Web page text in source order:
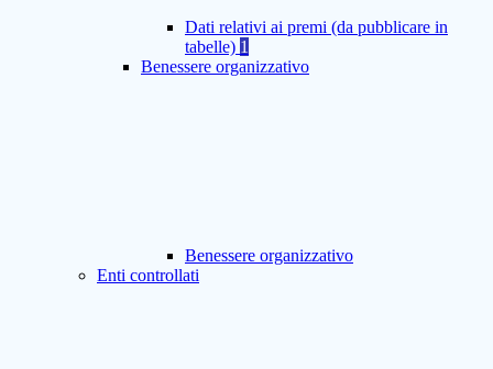
Dati relativi ai premi (da pubblicare in
tabelle) 1
Benessere organizzativo
Benessere organizzativo
Enti controllati